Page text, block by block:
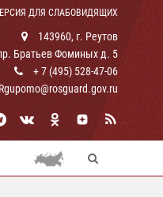
ДЛЯ СЛАБОВИДЯЩИХ
143960, г. Реутов
Братьев Фоминых д. 5
+ 7 (495) 528-47-06